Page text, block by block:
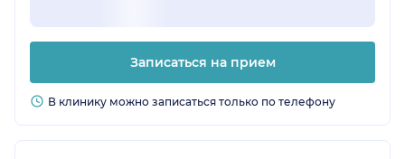
Записаться на прием
В клинику можно записаться только по телефону